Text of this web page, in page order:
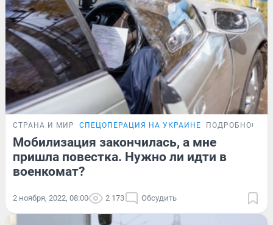
СТРАНА И МИР СПЕЦОПЕРАЦИЯ НА УКРАИНЕ ПОДРОБНОСТИ
Мобилизация закончилась, а мне
пришла повестка. Нужно ли идти в
военкомат?
2 ноября, 2022, 08:00 2 173 Обсудить